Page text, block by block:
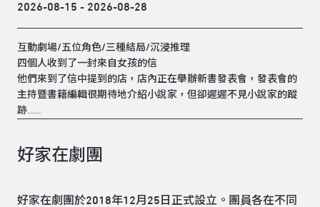
2026-08-15 - 2026-08-28
互動劇場/五位角色/三種結局/沉浸推理
四個人收到了一封來自女孩的信
他們來到了信中提到的店，店內正在舉辦新書發表會，發表會的
主持暨書籍編輯很期待地介紹小說家，但卻遲遲不見小說家的蹤
跡…...
好家在劇團
好家在劇團於2018年12月25日正式設立。團員各在不同